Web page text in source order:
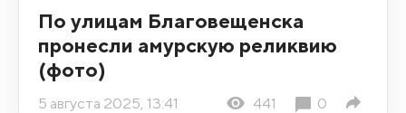
По улицам Благовещенска
пронесли амурскую реликвию
(фото)
5 августа 2025, 13:41 441 0